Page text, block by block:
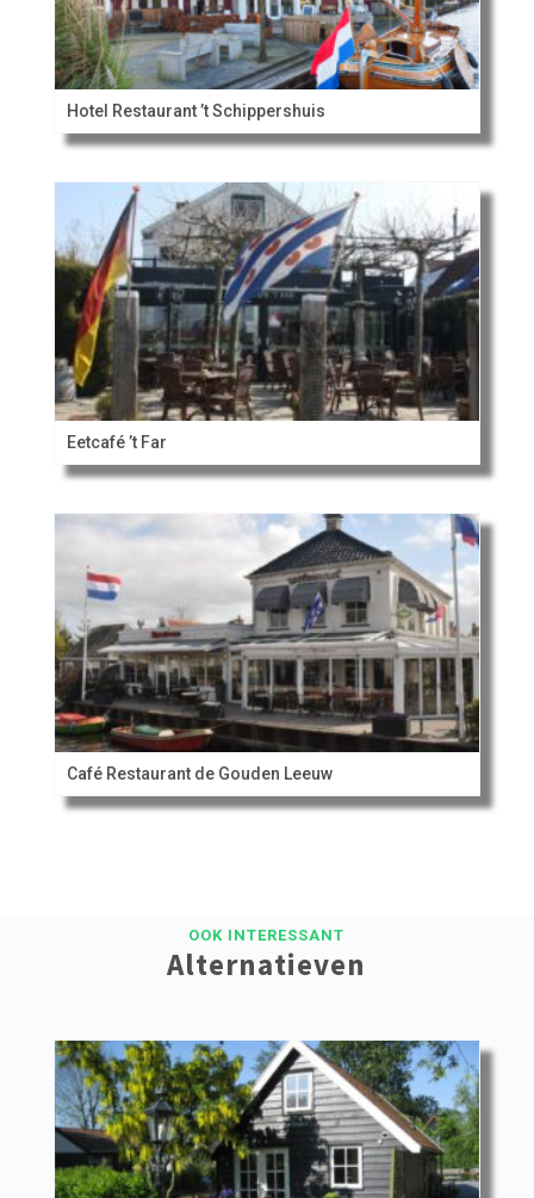
Hotel Restaurant ’t Schippershuis
Eetcafé ’t Far
Café Restaurant de Gouden Leeuw
OOK INTERESSANT
Alternatieven